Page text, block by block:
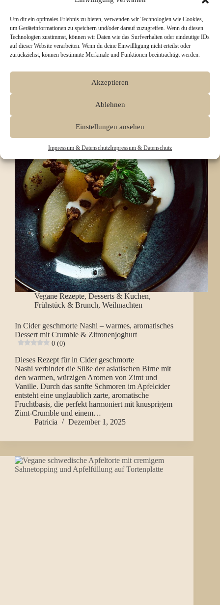
Um dir ein optimales Erlebnis zu bieten, verwenden wir Technologien wie Cookies,
um Geräteinformationen zu speichern und/oder darauf zuzugreifen. Wenn du diesen
Technologien zustimmst, können wir Daten wie das Surfverhalten oder eindeutige IDs
auf dieser Website verarbeiten. Wenn du deine Einwillligung nicht erteilst oder
zurückziehst, können bestimmte Merkmale und Funktionen beeinträchtigt werden.
Akzeptieren
Ablehnen
Einstellungen ansehen
Impressum & DatenschutzImpressum & Datenschutz
aus fein gehacktem Spinat, Weißbrot und
aromatischen Gewürzen treffen auf eine reichhaltige
Pilzrahmsauce – deftig, winterlich und perfekt für
gemütliche Abende.Das Gericht ist unkompliziert
zuzubereiten,…
Vegane Rezepte, Desserts & Kuchen,
Frühstück & Brunch, Weihnachten
In Cider geschmorte Nashi – warmes, aromatisches
Dessert mit Crumble & Zitronenjoghurt
0 (0)
Dieses Rezept für in Cider geschmorte
Nashi verbindet die Süße der asiatischen Birne mit
den warmen, würzigen Aromen von Zimt und
Vanille. Durch das sanfte Schmoren im Apfelcider
entsteht eine unglaublich zarte, aromatische
Fruchtbasis, die perfekt harmoniert mit knusprigem
Zimt-Crumble und einem…
Patricia
Dezember 1, 2025